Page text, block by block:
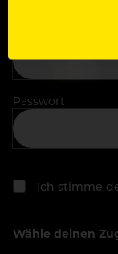
Deine E-Mail
Passwort
Ich stimme
Wähle deinen